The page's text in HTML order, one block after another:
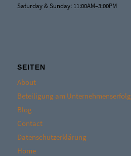
Saturday & Sunday: 11:00AM–3:00PM
SEITEN
About
Beteiligung am Unternehmenserfolg
Blog
Contact
Datenschutzerklärung
Home